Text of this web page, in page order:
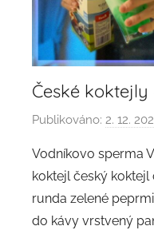
České
Publikováno: 2. 12.
Vodníkovo sperma
koktejl český
runda zelené
do kávy vrstvený